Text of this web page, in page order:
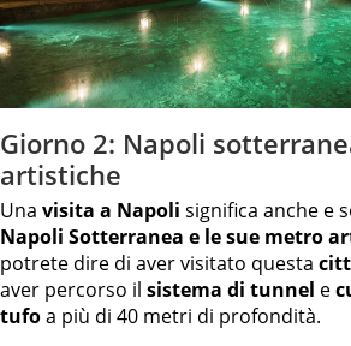
Giorno 2: Napoli
artistiche
Una visita a Napoli significa anche e
Napoli Sotterranea e le sue metro
potrete dire di aver visitato questa
aver percorso il sistema di tunnel e
tufoa più di 40 metri di profondità.